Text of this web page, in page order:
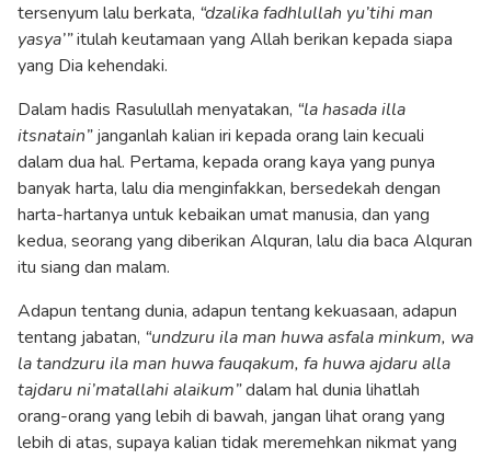
tersenyum lalu berkata, “dzalika fadhlullah yu’tihi man
yasya’”itulah keutamaan yang Allah berikan kepada siapa
yang Dia kehendaki.
Dalam hadis Rasulullah menyatakan, “la hasada illa
itsnatain”janganlah kalian iri kepada orang lain kecuali
dalam dua hal. Pertama, kepada orang kaya yang punya
banyak harta, lalu dia menginfakkan, bersedekah dengan
harta-hartanya untuk kebaikan umat manusia, dan yang
kedua, seorang yang diberikan Alquran, lalu dia baca Alquran
itu siang dan malam.
Adapun tentang dunia, adapun tentang kekuasaan, adapun
tentang jabatan, “undzuru ila man huwa asfala minkum, wa
la tandzuru ila man huwa fauqakum, fa huwa ajdaru alla
tajdaru ni’matallahi alaikum”dalam hal dunia lihatlah
orang-orang yang lebih di bawah, jangan lihat orang yang
lebih di atas, supaya kalian tidak meremehkan nikmat yang